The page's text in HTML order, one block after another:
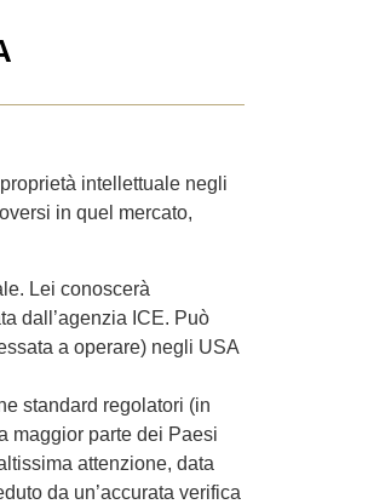
intellettuale negli
in quel mercato,
Lei conoscerà
dall’agenzia ICE. Può
a operare) negli USA
standard regolatori (in
maggior parte dei Paesi
attenzione, data
da un’accurata verifica